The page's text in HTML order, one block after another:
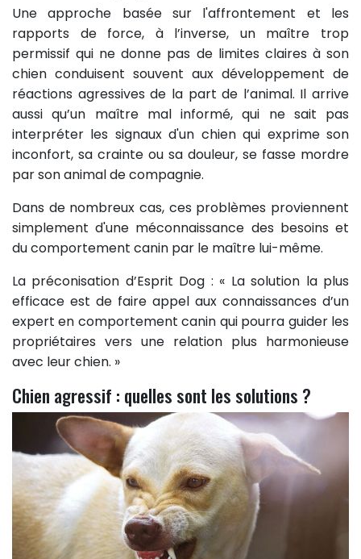
Une approche basée sur l'affrontement et les
rapports de force, à l’inverse, un maître trop
permissif qui ne donne pas de limites claires à son
chien conduisent souvent aux développement de
réactions agressives de la part de l’animal. Il arrive
aussi qu’un maître mal informé, qui ne sait pas
interpréter les signaux d'un chien qui exprime son
inconfort, sa crainte ou sa douleur, se fasse mordre
par son animal de compagnie.
Dans de nombreux cas, ces problèmes proviennent
simplement d'une méconnaissance des besoins et
du comportement canin par le maître lui-même.
La préconisation d’Esprit Dog : « La solution la plus
efficace est de faire appel aux connaissances d’un
expert en comportement canin qui pourra guider les
propriétaires vers une relation plus harmonieuse
avec leur chien. »
Chien agressif : quelles sont les solutions ?